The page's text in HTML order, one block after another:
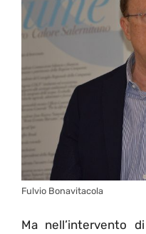
Fulvio Bonavitacola
Ma nell’intervento di